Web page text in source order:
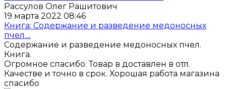
Рассулов Олег Рашитович
19 марта 2022 08:46
Книга: Содержание и разведение медоносных
пчел....
Содержание и разведение медоносных пчел.
Книга.
Огромное спасибо. Товар в доставлен в отл.
Качестве и точно в срок. Хорошая работа магазина
спасибо